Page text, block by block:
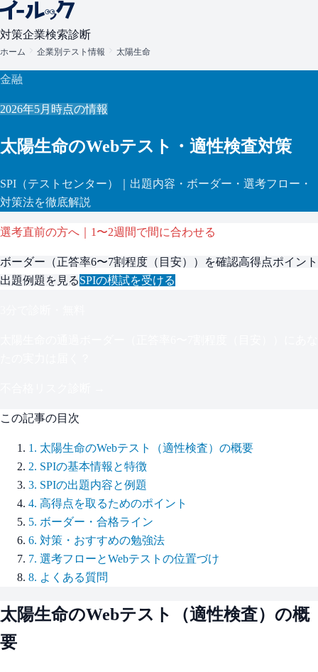
対策企業検索診断
ホーム 企業別テスト情報 太陽生命
金融
2026年5月 時点の情報
太陽生命のWebテスト・適性検査対策
SPI （テストセンター）
｜出題内容・ボーダー・選考フロー・
対策法を徹底解説
選考直前の方へ｜1〜2週間で間に合わせる
ボーダー（正答率6〜7割程度（目安） ）を確認高得点ポイント
出題例題を見るSPIの模試を受ける
この記事の目次
1 . 太陽生命のWebテスト（適性検査）の概要
2. SPIの基本情報と特徴
3. SPIの出題内容と例題
4. 高得点を取るためのポイント
5. ボーダー・合格ライン
6. 対策・おすすめの勉強法
7. 選考フローとWebテストの位置づけ
8. よくある質問
太陽生命のWebテスト（適性検査）の概
要